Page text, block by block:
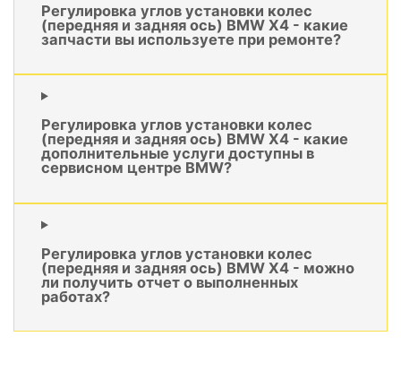
Регулировка углов установки колес
(передняя и задняя ось) BMW X4 - какие
запчасти вы используете при ремонте?
Регулировка углов установки колес
(передняя и задняя ось) BMW X4 - какие
дополнительные услуги доступны в
сервисном центре BMW?
Регулировка углов установки колес
(передняя и задняя ось) BMW X4 - можно
ли получить отчет о выполненных
работах?